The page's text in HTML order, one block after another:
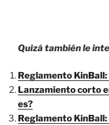
Quizá también le
Reglamento
Lanzamiento corto
es?
Reglamento